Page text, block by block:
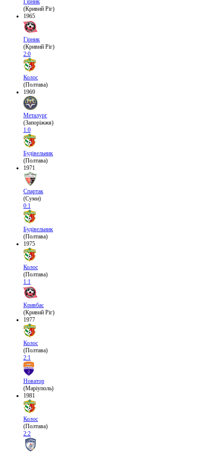
Гірник
(Кривий Ріг)
1965
Гірник
(Кривий Ріг)
2:0
Колос
(Полтава)
1969
Металург
(Запоріжжя)
1:0
Будівельник
(Полтава)
1971
Спартак
(Суми)
0:1
Будівельник
(Полтава)
1975
Колос
(Полтава)
1:1
Кривбас
(Кривий Ріг)
1977
Колос
(Полтава)
2:1
Новатор
(Маріуполь)
1981
Колос
(Полтава)
2:2